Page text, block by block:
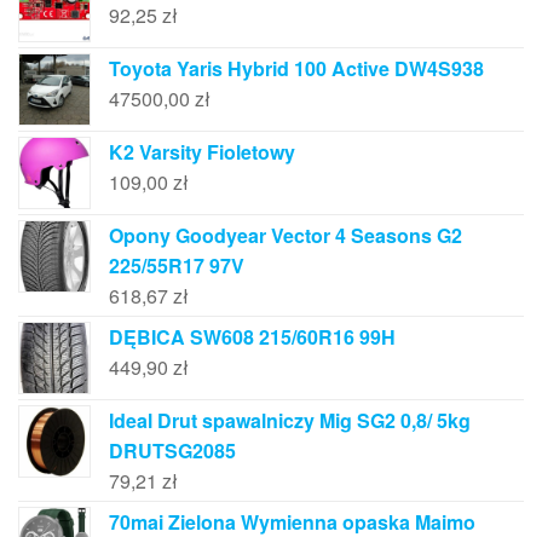
92,25 zł
Toyota Yaris Hybrid 100 Active DW4S938
47500,00 zł
K2 Varsity Fioletowy
109,00 zł
Opony Goodyear Vector 4 Seasons G2
225/55R17 97V
618,67zł
DĘBICA SW608 215/60R16 99H
449,90 zł
Ideal Drut spawalniczy Mig SG2 0,8/ 5kg
DRUTSG2085
79,21 zł
70mai Zielona Wymienna opaska Maimo